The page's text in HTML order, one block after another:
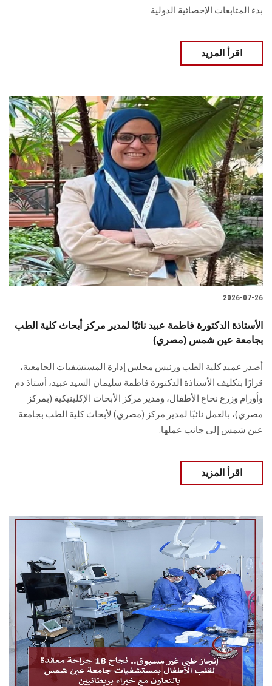
بدء المتابعات الإحصائية الدولية
اقرأ المزيد
2026-07-26
الأستاذة الدكتورة فاطمة عبيد نائبًا لمدير مركز أبحاث كلية الطب
بجامعة عين شمس (مصري)
أصدر عميد كلية الطب ورئيس مجلس إدارة المستشفيات الجامعية،
قرارًا بتكليف الأستاذة الدكتورة فاطمة سليمان السيد عبيد، أستاذ دم
وأورام وزرع نخاع الأطفال، ومدير مركز الأبحاث الإكلينيكية (بمركز
مصري)، بالعمل نائبًا لمدير مركز (مصري) لأبحاث كلية الطب بجامعة
عين شمس إلى جانب عملها.
اقرأ المزيد